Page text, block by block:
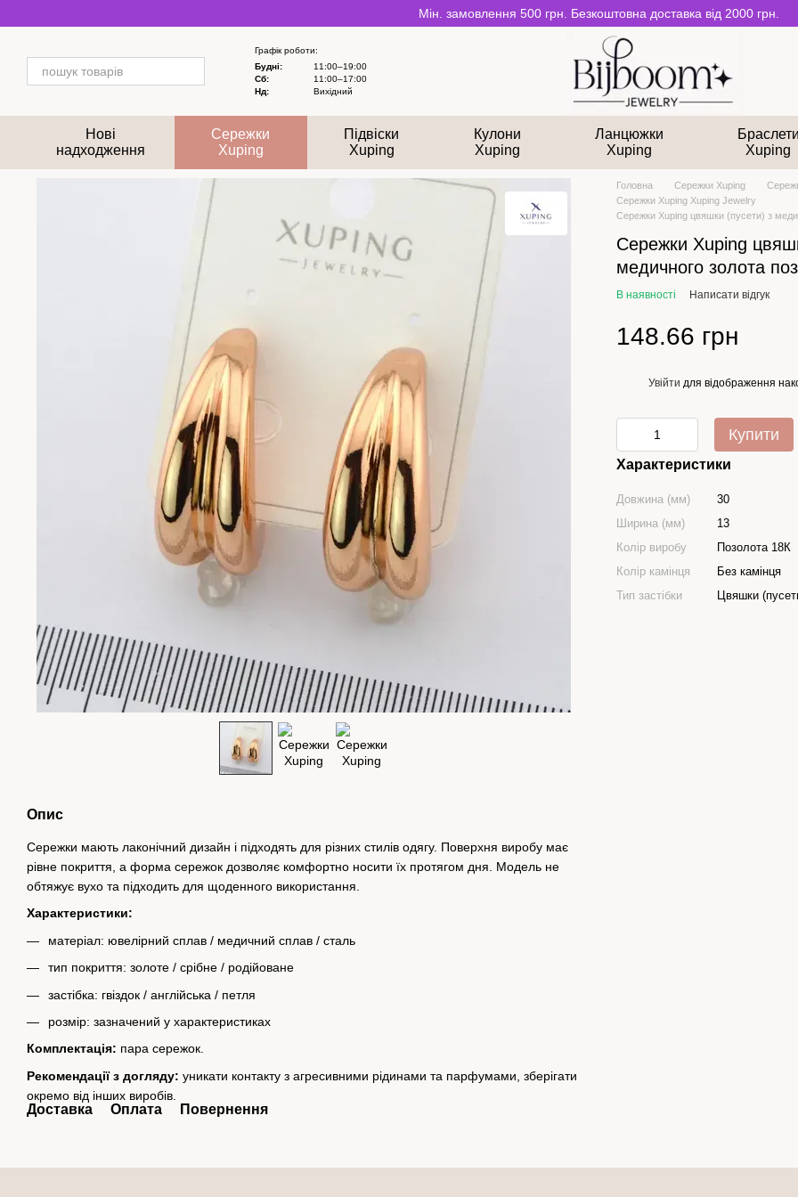
Мін. замовлення 500 грн. Безкоштовна доставка від 2000 грн.
Графік роботи:
Будні:
11:00–19:00
Сб:
11:00–17:00
Нд:
Вихідний
Нові
надходження
Сережки
Xuping
Підвіски
Xuping
Кулони
Xuping
Ланцюжки
Xuping
Xuping
Опис
Сережки мають лаконічний дизайн і підходять для різних стилів одягу. Поверхня виробу має
рівне покриття, а форма сережок дозволяє комфортно носити їх протягом дня. Модель не
обтяжує вухо та підходить для щоденного використання.
Характеристики:
матеріал: ювелірний сплав / медичний сплав / сталь
тип покриття: золоте / срібне / родійоване
застібка: гвіздок / англійська / петля
розмір: зазначений у характеристиках
Комплектація: пара сережок.
Рекомендації з догляду: уникати контакту з агресивними рідинами та парфумами, зберігати
окремо від інших виробів.
Доставка Оплата Повернення
Головна Сережки Xuping
Сережки Xuping Xuping Jewelry
Сережки Xuping цвяшки (пусети) з
Сережки Xuping
медичного золота
В наявності Написати відгук
148.66 грн
Увійти для відображення
Купити
Характеристики
Довжина (мм)
30
Ширина (мм)
13
Колір виробу
Позолота 18К
Колір камінця
Без камінця
Тип застібки
Цвяшки